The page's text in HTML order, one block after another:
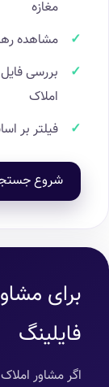
مغازه
مشاهده
بررسی
املاک
فیلتر بر
شروع
برای
فایلینگ
اگر مشاور